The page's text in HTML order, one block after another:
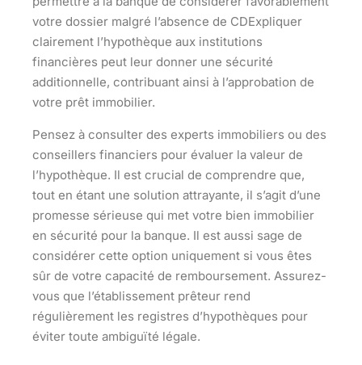
votre dossier malgré l’absence de CDExpliquer
clairement l’hypothèque aux institutions
financières peut leur donner une sécurité
additionnelle, contribuant ainsi à l’approbation de
votre prêt immobilier.
Pensez à consulter des experts immobiliers ou des
conseillers financiers pour évaluer la valeur de
l’hypothèque. Il est crucial de comprendre que,
tout en étant une solution attrayante, il s’agit d’une
promesse sérieuse qui met votre bien immobilier
en sécurité pour la banque. Il est aussi sage de
considérer cette option uniquement si vous êtes
sûr de votre capacité de remboursement. Assurez-
vous que l’établissement prêteur rend
régulièrement les registres d’hypothèques pour
éviter toute ambiguïté légale.